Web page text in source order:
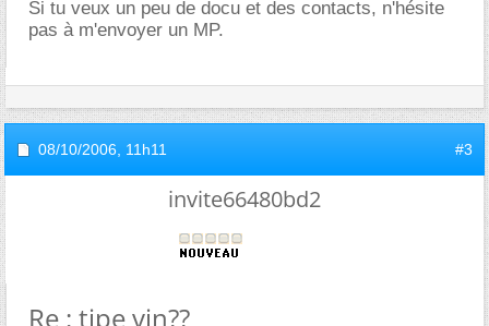
Si tu veux un peu de docu et des contacts, n'hésite
pas à m'envoyer un MP.
08/10/2006, 11h11 #3
invite66480bd2
Re : tipe vin??